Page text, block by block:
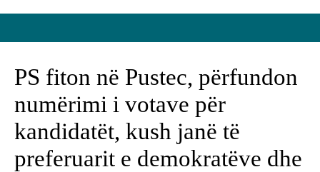
PS fiton në Pustec, përfundon
numërimi i votave për
kandidatët, kush janë të
preferuarit e demokratëve dhe